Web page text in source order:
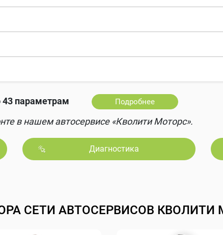
параметрам Подробнее
в нашем автосервисе «Кволити Моторс».
Диагностика
СЕТИ АВТОСЕРВИСОВ КВОЛИТИ